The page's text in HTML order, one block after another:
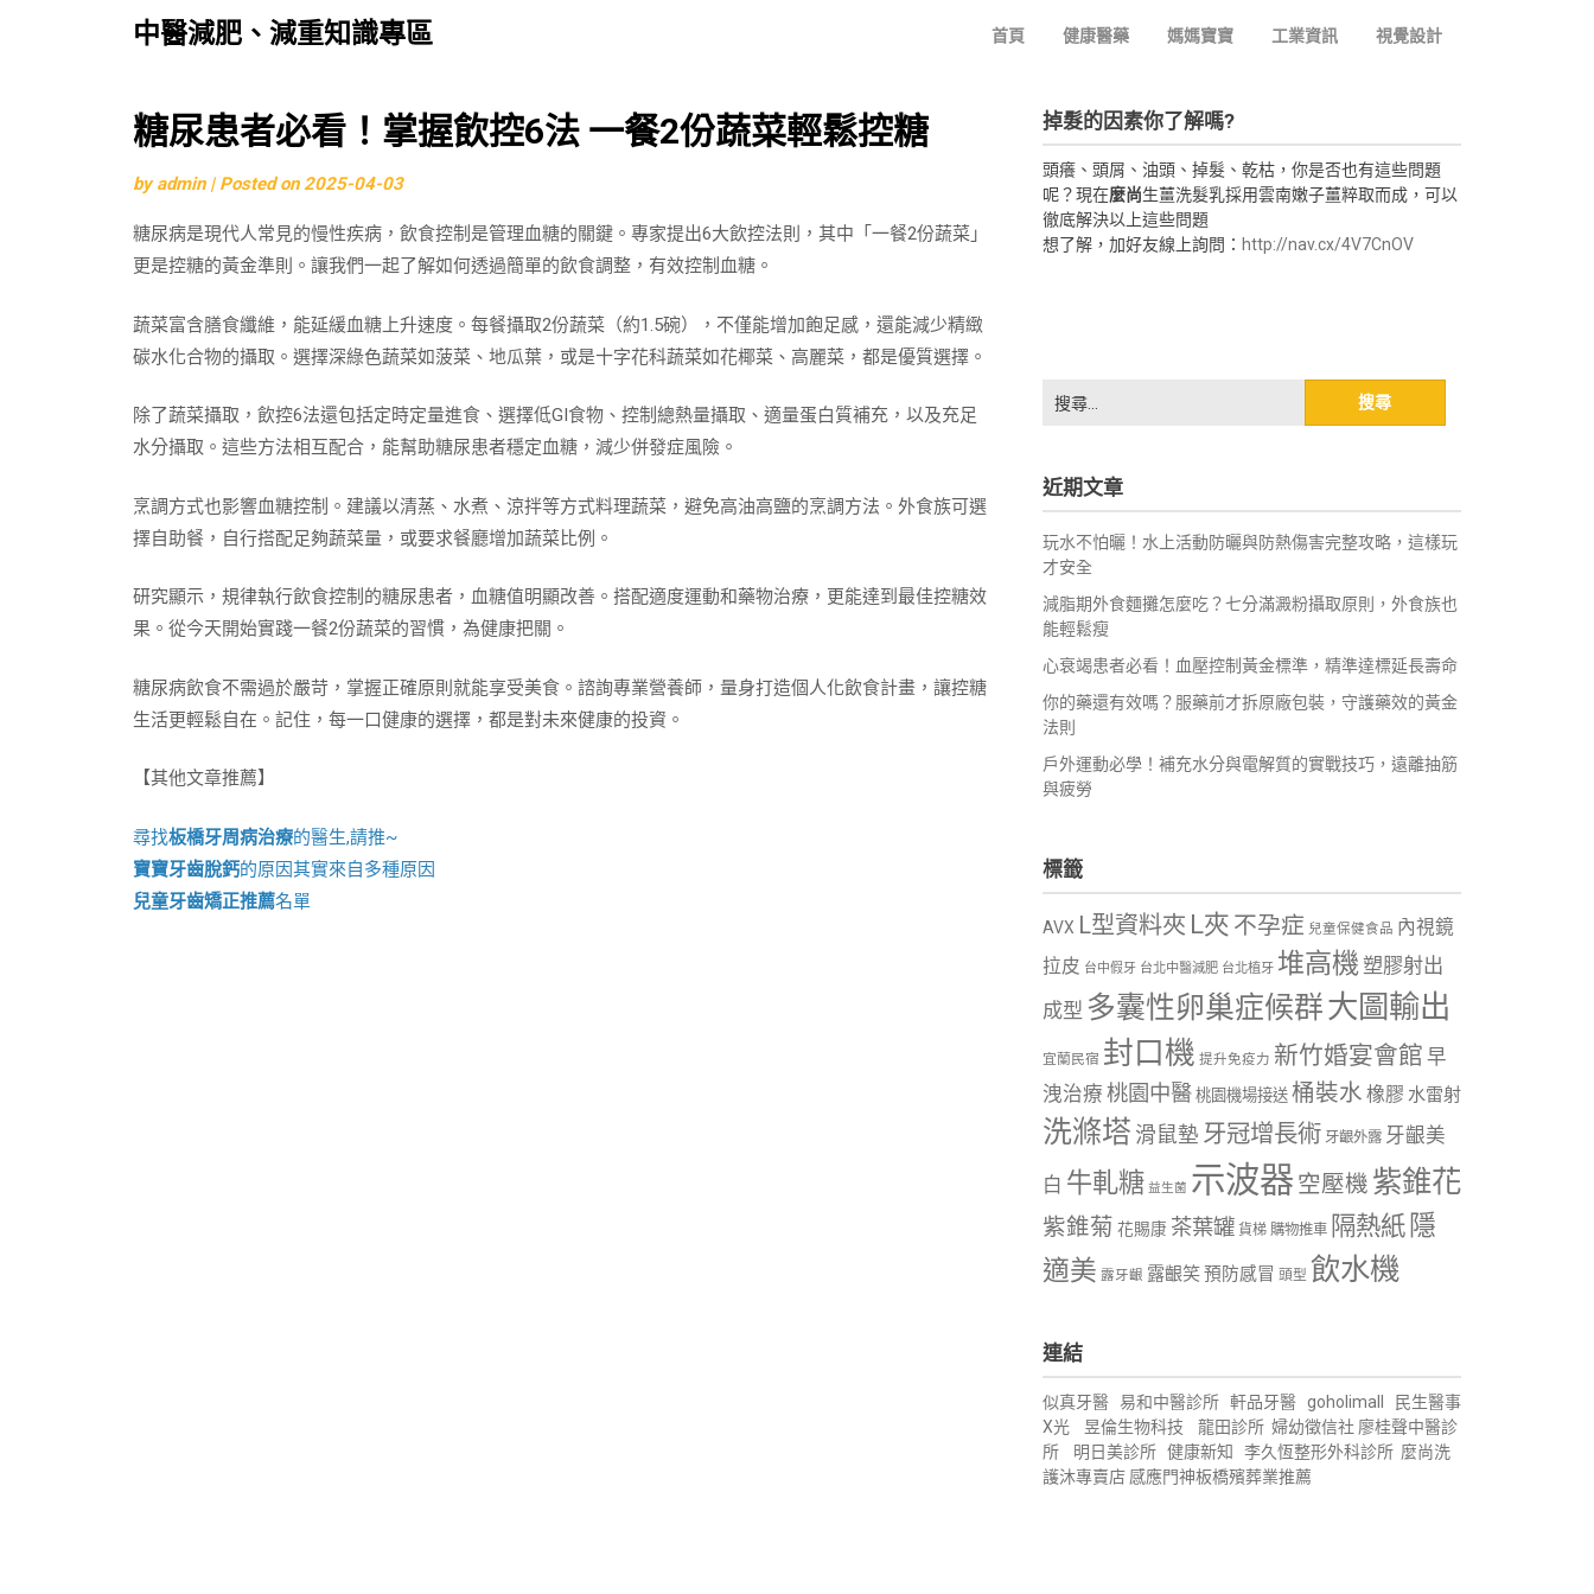
中醫減肥、減重知識專區 首頁 健康醫藥 媽媽寶寶 工業資訊 視覺設計
Skip
to
content
糖尿患者必看！掌握飲控6法 一餐2份蔬菜輕鬆控糖
byadmin | Posted on2025-04-03
糖尿病是現代人常見的慢性疾病，飲食控制是管理血糖的關鍵。專家提出6大飲控法則，其中「一餐2份蔬菜」
更是控糖的黃金準則。讓我們一起了解如何透過簡單的飲食調整，有效控制血糖。
蔬菜富含膳食纖維，能延緩血糖上升速度。每餐攝取2份蔬菜（約1.5碗），不僅能增加飽足感，還能減少精緻
碳水化合物的攝取。選擇深綠色蔬菜如菠菜、地瓜葉，或是十字花科蔬菜如花椰菜、高麗菜，都是優質選擇。
除了蔬菜攝取，飲控6法還包括定時定量進食、選擇低GI食物、控制總熱量攝取、適量蛋白質補充，以及充足
水分攝取。這些方法相互配合，能幫助糖尿患者穩定血糖，減少併發症風險。
烹調方式也影響血糖控制。建議以清蒸、水煮、涼拌等方式料理蔬菜，避免高油高鹽的烹調方法。外食族可選
擇自助餐，自行搭配足夠蔬菜量，或要求餐廳增加蔬菜比例。
研究顯示，規律執行飲食控制的糖尿患者，血糖值明顯改善。搭配適度運動和藥物治療，更能達到最佳控糖效
果。從今天開始實踐一餐2份蔬菜的習慣，為健康把關。
糖尿病飲食不需過於嚴苛，掌握正確原則就能享受美食。諮詢專業營養師，量身打造個人化飲食計畫，讓控糖
生活更輕鬆自在。記住，每一口健康的選擇，都是對未來健康的投資。
【其他文章推薦】
尋找板橋牙周病治療的醫生,請推~
寶寶牙齒脫鈣的原因其實來自多種原因
兒童牙齒矯正推薦名單
掉髮的因素你了解嗎?
頭癢、頭屑、油頭、掉髮、乾枯，你是否也有這些問題
呢？現在麼尚生薑洗髮乳採用雲南嫩子薑粹取而成，可以
徹底解決以上這些問題
想了解，加好友線上詢問： http://nav.cx/4V7CnOV
搜
尋
字:
近期文章
玩水不怕曬！水上活動防曬與防熱傷害完整攻略，這樣玩
才安全
減脂期外食麵攤怎麼吃？七分滿澱粉攝取原則，外食族也
能輕鬆瘦
心衰竭患者必看！血壓控制黃金標準，精準達標延長壽命
你的藥還有效嗎？服藥前才拆原廠包裝，守護藥效的黃金
法則
戶外運動必學！補充水分與電解質的實戰技巧，遠離抽筋
與疲勞
標籤
AVX L型資料夾 L夾 不孕症 兒童保健食品 內視鏡
拉皮 台中假牙 台北中醫減肥 台北植牙 堆高機塑膠射出
成型 多囊性卵巢症候群大圖輸出
宜蘭民宿 封口機 提升免疫力 新竹婚宴會館 早
洩治療 桃園中醫 桃園機場接送 桶裝水 橡膠 水雷射
洗滌塔 滑鼠墊 牙冠增長術 牙齦外露 牙齦美
白 牛軋糖 益生菌 示波器 空壓機 紫錐花
紫錐菊 花賜康 茶葉罐 貨梯 購物推車 隔熱紙 隱
適美 露牙齦 露齦笑預防感冒 頭型 飲水機
連結
似真牙醫 易和中醫診所 軒品牙醫 goholimall
民生醫事
X光
昱倫生物科技 龍田診所 婦幼徵信社 廖桂聲中醫診
所
明日美診所 健康新知 李久恆整形外科診所 麼尚洗
護沐專賣店 感應門神板橋殯葬業推薦